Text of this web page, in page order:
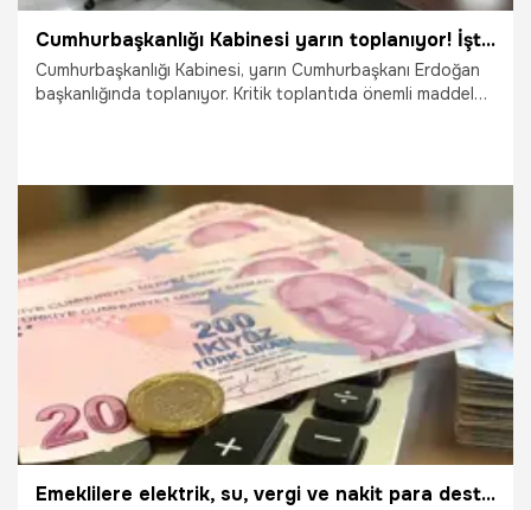
Cumhurbaşkanlığı Kabinesi yarın toplanıyor! İşte masadaki başlıklar
Cumhurbaşkanlığı Kabinesi, yarın Cumhurbaşkanı Erdoğan
başkanlığında toplanıyor. Kritik toplantıda önemli maddeler
23.07.2023 Gündem
Emeklilere elektrik, su, vergi ve nakit para desteği geliyor! İstanbul için harekete geçildi